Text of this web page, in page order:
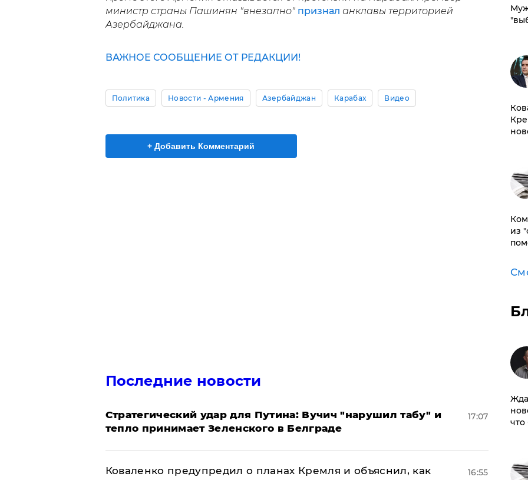
министр страны Пашинян "внезапно" признал анклавы территорией
Азербайджана.
ВАЖНОЕ СООБЩЕНИЕ ОТ РЕДАКЦИИ!
Политика Новости - Армения Азербайджан Карабах Видео
+ Добавить Комментарий
Последние новости
Стратегический удар для Путина: Вучич "нарушил табу" и
тепло принимает Зеленского в Белграде
17:07
Коваленко предупредил о планах Кремля и объяснил, как
16:55
из
что